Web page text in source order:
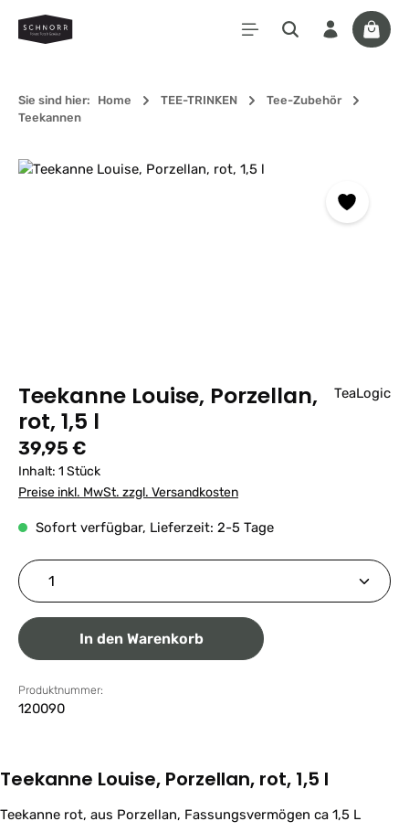
Zum Hauptinhalt springen
Sie sind hier: Home TEE-TRINKEN
Tee-Zubehör
Teekannen
Bildergalerie überspringen
Teekanne Louise, Porzellan,
rot, 1,5 l
TeaLogic
Regulärer Preis:
39,95 €
Inhalt: 1 Stück
Preise inkl. MwSt. zzgl. Versandkosten
Sofort verfügbar, Lieferzeit: 2-5 Tage
Produkt Anzahl: Gib den gewünschten Wert ein
In den Warenkorb
Produktnummer:
120090
Teekanne Louise, Porzellan, rot, 1,5 l
Teekanne rot, aus Porzellan, Fassungsvermögen ca 1,5 L